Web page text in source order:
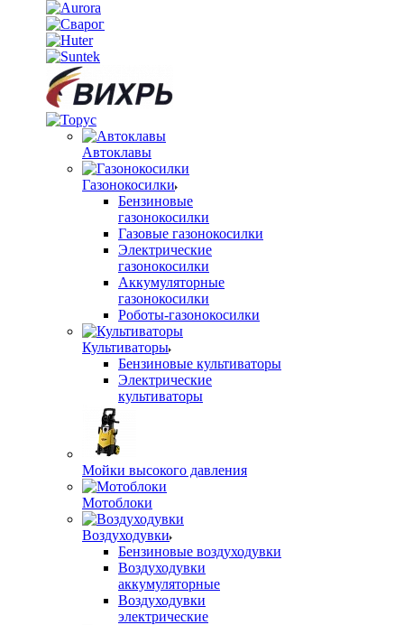
Автоклавы
Газонокосилки
Бензиновые
газонокосилки
Газовые газонокосилки
Электрические
газонокосилки
Аккумуляторные
газонокосилки
Роботы-газонокосилки
Культиваторы
Бензиновые культиваторы
Электрические
культиваторы
Мойки высокого давления
Мотоблоки
Воздуходувки
Бензиновые воздуходувки
Воздуходувки
аккумуляторные
Воздуходувки
электрические